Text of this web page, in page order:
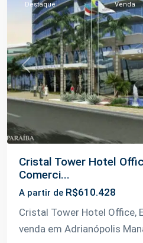
Previous
Destaque Venda
Cristal Tower Hotel
Comerci...
A partir de R$610.428
Cristal Tower Hotel Office,
venda em Adrianópolis